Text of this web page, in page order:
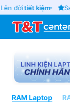
đờitiết kiệm
RAM Laptop